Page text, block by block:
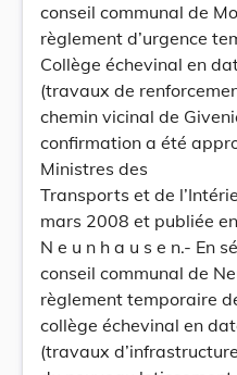
conseil communal de
règlement d’urgence
Collège échevinal en
(travaux de
chemin vicinal de
confirmation a été
Ministres des
Transports et de
mars 2008 et publiée
N e u n h a u s e n.- En
conseil communal de
règlement temporaire
collège échevinal en
(travaux